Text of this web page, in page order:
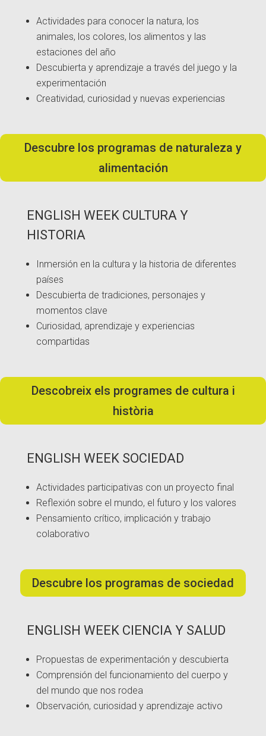
Actividades para conocer la natura, los
animales, los colores, los alimentos y las
estaciones del año
Descubierta y aprendizaje a través del juego y la
experimentación
Creatividad, curiosidad y nuevas experiencias
Descubre los programas de naturaleza y
alimentación
ENGLISH WEEK CULTURA Y
HISTORIA
Inmersión en la cultura y la historia de diferentes
países
Descubierta de tradiciones, personajes y
momentos clave
Curiosidad, aprendizaje y experiencias
compartidas
Descobreix els programes de cultura i
història
ENGLISH WEEK SOCIEDAD
Actividades participativas con un proyecto final
Reflexión sobre el mundo, el futuro y los valores
Pensamiento crítico, implicación y trabajo
colaborativo
Descubre los programas de sociedad
ENGLISH WEEK CIENCIA Y SALUD
Propuestas de experimentación y descubierta
Comprensión del funcionamiento del cuerpo y
del mundo que nos rodea
Observación, curiosidad y aprendizaje activo